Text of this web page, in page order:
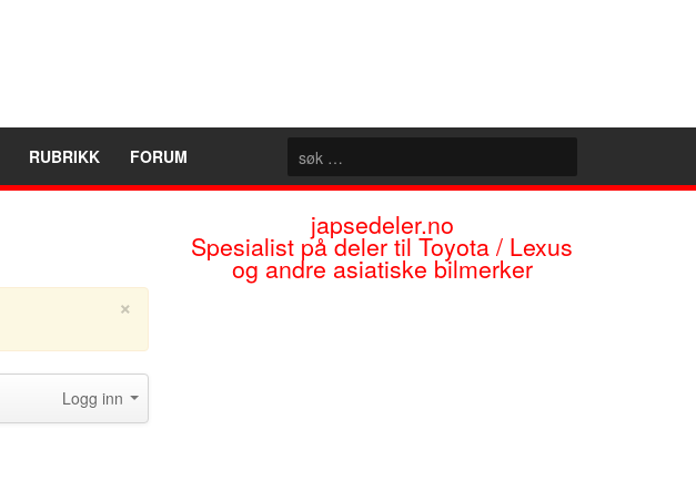
RUBRIKK FORUM
×
Logg inn
japsedeler.no
Spesialist på deler til Toyota / Lexus
og andre asiatiske bilmerker